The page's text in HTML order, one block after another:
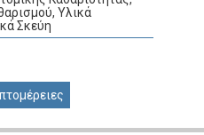
Υλικά
Σκεύη